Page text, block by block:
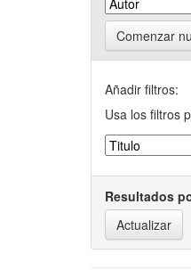
Comenzar
Añadir filtros:
Usa los filtros
Resultados